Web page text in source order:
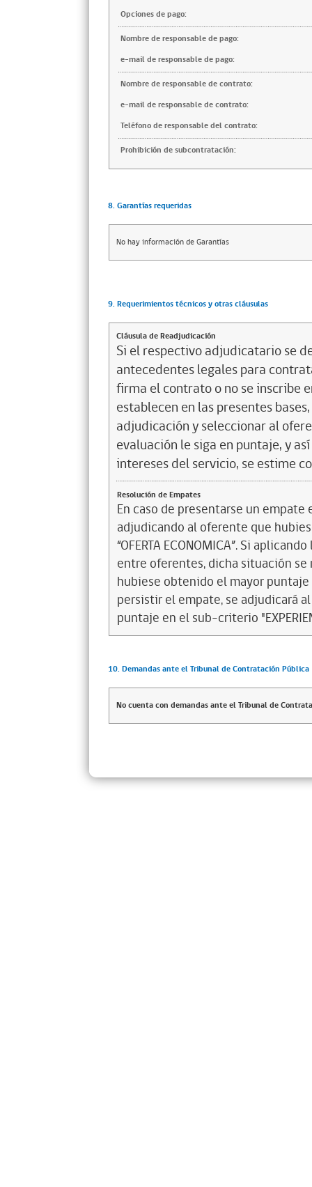
Opciones de pago:
Nombre de responsable de pago:
e-mail de responsable de pago:
Nombre de responsable de contrato:
e-mail de responsable de contrato:
Teléfono de responsable del contrato:
Prohibición de subcontratación:
8. Garantías requeridas
No hay información de Garantías
9. Requerimientos técnicos y otras cláusulas
Cláusula de Readjudicación
Si el respectivo adjudicatario se
antecedentes legales para
firma el contrato o no se inscribe
establecen en las presentes
adjudicación y seleccionar al
evaluación le siga en puntaje, y
intereses del servicio, se estime
Resolución de Empates
En caso de presentarse un
adjudicando al oferente que
“OFERTA ECONOMICA”. Si
entre oferentes, dicha situación
hubiese obtenido el mayor puntaje
persistir el empate, se adjudicará
puntaje en el sub-criterio
10. Demandas ante el Tribunal de Contratación Pública
No cuenta con demandas ante el Tribunal de